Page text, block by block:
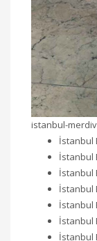
istanbul-
İstanbul
İstanbul
İstanbul
İstanbul
İstanbul
İstanbul
İstanbul